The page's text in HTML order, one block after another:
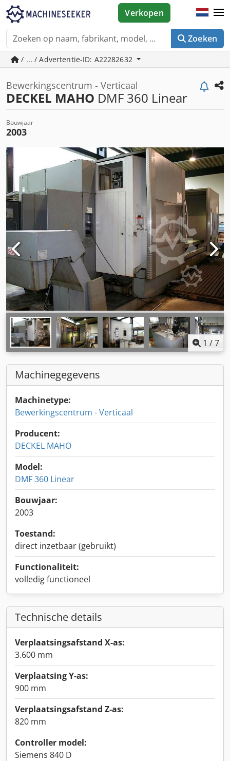
Zoeken
Verkopen
/ ... / Advertentie-ID: A22282632
Bewerkingscentrum - Verticaal
DECKEL MAHO DMF 360 Linear
Bouwjaar
2003
1 /7
Machinegegevens
Machinetype:
Bewerkingscentrum - Verticaal
Producent:
DECKEL MAHO
Model:
DMF 360 Linear
Bouwjaar:
2003
Toestand:
direct inzetbaar (gebruikt)
Functionaliteit:
volledig functioneel
Technische details
Verplaatsingsafstand X-as:
3.600 mm
Verplaatsing Y-as:
900 mm
Verplaatsingsafstand Z-as:
820 mm
Controller model:
Siemens 840 D